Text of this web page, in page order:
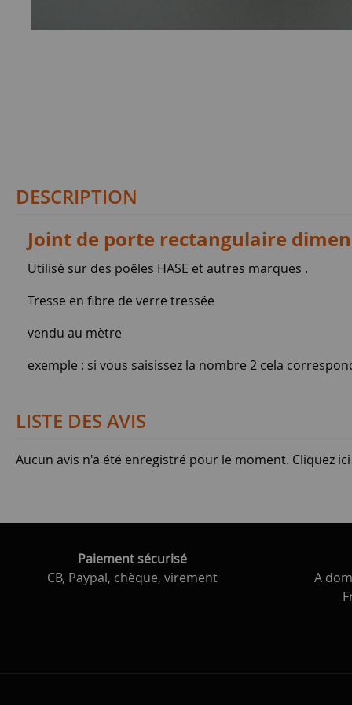
DESCRIPTION
Joint de porte rectangulaire
Utilisé sur des poêles HASE et autres marques .
Tresse en fibre de verre tressée
vendu au mètre
exemple : si vous saisissez la nombre 2 cela
LISTE DES AVIS
Aucun avis n'a été enregistré pour le moment. Cliquez
Paiement sécurisé
CB, Paypal, chèque, virement
A